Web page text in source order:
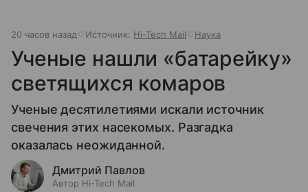
20 часов назад Источник: Hi-Tech Mail Наука
Ученые нашли «батарейку»
светящихся комаров
Ученые десятилетиями искали источник
свечения этих насекомых. Разгадка
оказалась неожиданной.
Дмитрий Павлов
Автор Hi-Tech Mail